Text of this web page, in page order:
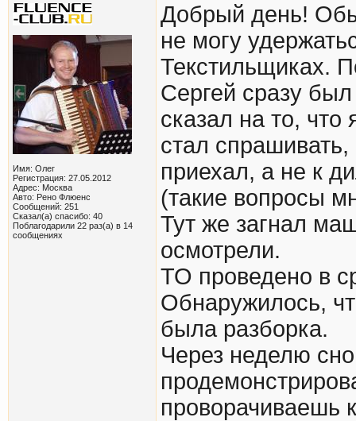
Имя: Олег
Регистрация: 27.05.2012
Адрес: Москва
Авто: Рено Флюенс
Сообщений: 251
Сказал(а) спасибо: 40
Поблагодарили 22 раз(а) в 14
сообщениях
Добрый день!
не могу
Текстильщиках.
Сергей сразу
сказал на то,
стал
приехал, а не к
(такие вопросы
Тут же загнал
осмотрели.
ТО проведено в
Обнаружилось,
была разборка.
Через неделю
проворачиваешь